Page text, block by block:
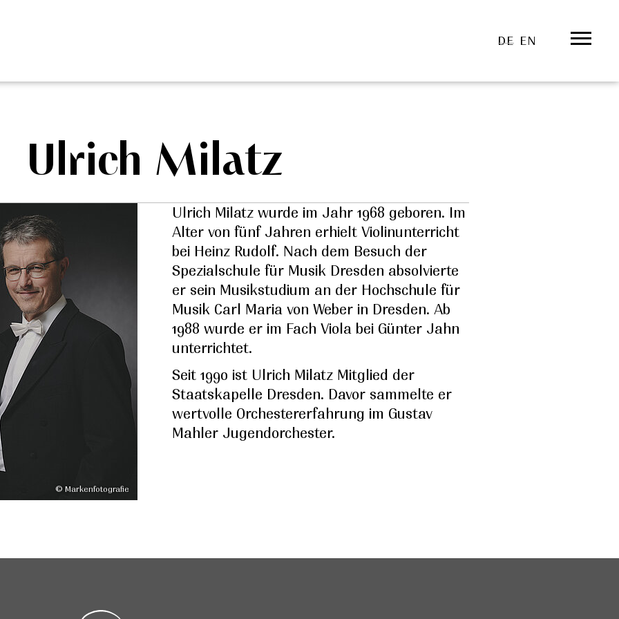
DE EN
Ulrich Milatz
© Markenfotografie
Ulrich Milatz wurde im Jahr 1968 geboren. Im
Alter von fünf Jahren erhielt Violinunterricht
bei Heinz Rudolf. Nach dem Besuch der
Spezialschule für Musik Dresden absolvierte
er sein Musikstudium an der Hochschule für
Musik Carl Maria von Weber in Dresden. Ab
1988 wurde er im Fach Viola bei Günter Jahn
unterrichtet.
Seit 1990 ist Ulrich Milatz Mitglied der
Staatskapelle Dresden. Davor sammelte er
wertvolle Orchestererfahrung im Gustav
Mahler Jugendorchester.